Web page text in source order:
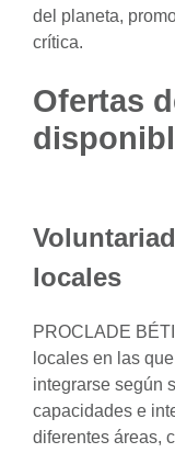
del planeta,
crítica.
Ofertas
locales
PROCLADE
locales en las
integrarse según
capacidades e
diferentes áreas,